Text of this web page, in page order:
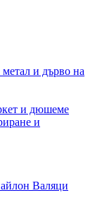
метал и дърво на
и дюшеме
и
Валяци